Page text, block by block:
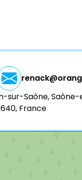
sur-Saône,
France